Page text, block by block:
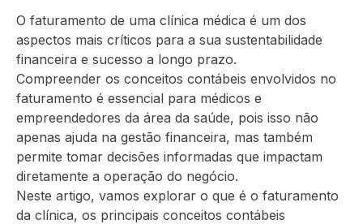
O faturamento de uma clínica médica é um dos
aspectos mais críticos para a sua sustentabilidade
financeira e sucesso a longo prazo.
Compreender os conceitos contábeis envolvidos no
faturamento é essencial para médicos e
empreendedores da área da saúde, pois isso não
apenas ajuda na gestão financeira, mas também
permite tomar decisões informadas que impactam
diretamente a operação do negócio.
Neste artigo, vamos explorar o que é o faturamento
da clínica, os principais conceitos contábeis